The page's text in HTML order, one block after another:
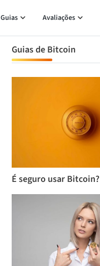
Guias Avaliações
Guias de Bitcoin
É seguro usar Bitcoin?